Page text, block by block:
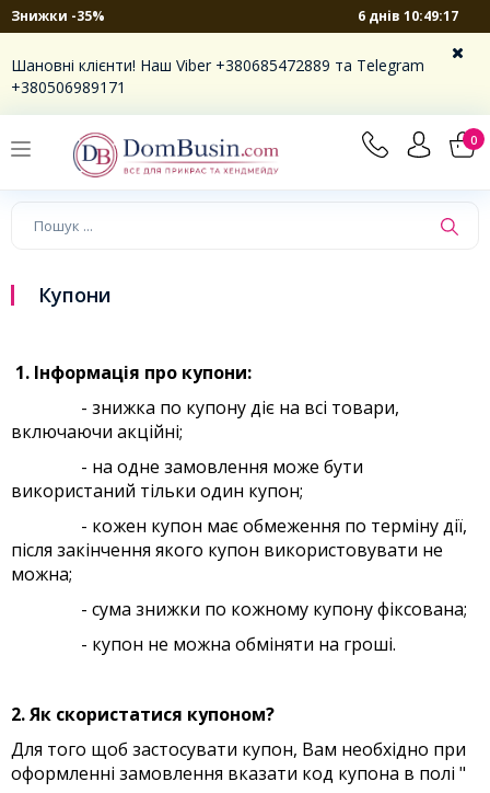
Знижки -35% 6 днів 10:49:17
Шановні клієнти! Наш Viber +380685472889 та Telegram
+380506989171
0
Купони
1. Інформація про купони:
- знижка по купону діє на всі товари,
включаючи акційні;
- на одне замовлення може бути
використаний тільки один купон;
- кожен купон має обмеження по терміну дії,
після закінчення якого купон використовувати не
можна;
- сума знижки по кожному купону фіксована;
- купон не можна обміняти на гроші.
2. Як скористатися купоном?
Для того щоб застосувати купон, Вам необхідно при
оформленні замовлення вказати код купона в полі "